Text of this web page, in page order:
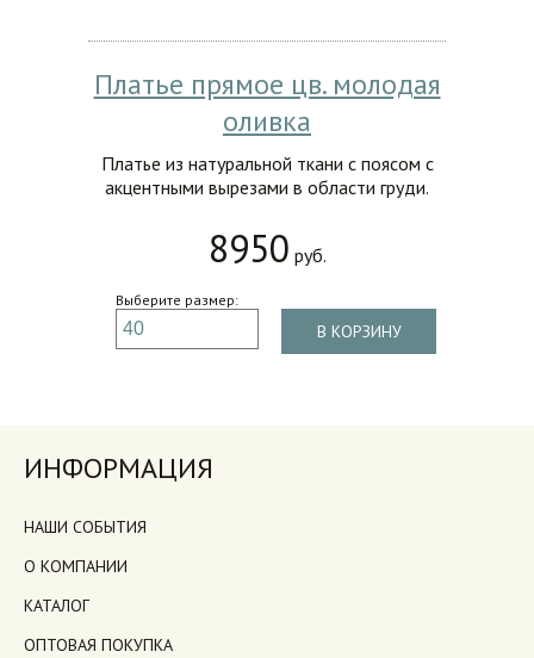
Платье прямое цв. молодая
оливка
Платье из натуральной ткани с поясом с
акцентными вырезами в области груди.
8950 руб.
Выберите размер:
В КОРЗИНУ
ИНФОРМАЦИЯ
НАШИ СОБЫТИЯ
О КОМПАНИИ
КАТАЛОГ
ОПТОВАЯ ПОКУПКА